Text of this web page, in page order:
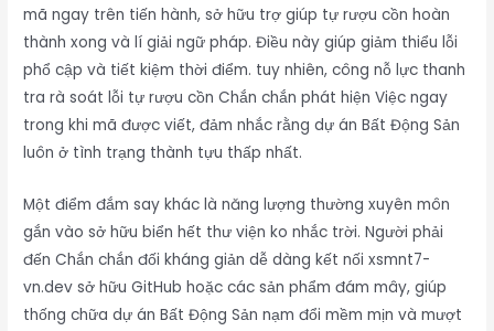
mã ngay trên tiến hành, sở hữu trợ giúp tự rượu cồn hoàn
thành xong và lí giải ngữ pháp. Điều này giúp giảm thiểu lỗi
phổ cập và tiết kiệm thời điểm. tuy nhiên, công nỗ lực thanh
tra rà soát lỗi tự rượu cồn Chắn chắn phát hiện Việc ngay
trong khi mã được viết, đảm nhắc rằng dự án Bất Động Sản
luôn ở tình trạng thành tựu thấp nhất.
Một điểm đắm say khác là năng lượng thường xuyên môn
gắn vào sở hữu biển hết thư viện ko nhắc trời. Người phải
đến Chắn chắn đối kháng giản dễ dàng kết nối xsmnt7-
vn.dev sở hữu GitHub hoặc các sản phẩm đám mây, giúp
thống chữa dự án Bất Động Sản nạm đổi mềm mịn và mượt